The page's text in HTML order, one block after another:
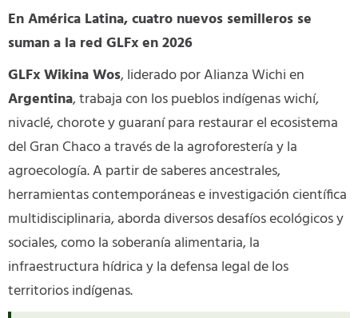
En América Latina, cuatro nuevos semilleros se
suman a la red GLFx en 2026
GLFx Wikina Wos, liderado por Alianza Wichi en
Argentina, trabaja con los pueblos indígenas wichí,
nivaclé, chorote y guaraní para restaurar el ecosistema
del Gran Chaco a través de la agroforestería y la
agroecología. A partir de saberes ancestrales,
herramientas contemporáneas e investigación científica
multidisciplinaria, aborda diversos desafíos ecológicos y
sociales, como la soberanía alimentaria, la
infraestructura hídrica y la defensa legal de los
territorios indígenas.